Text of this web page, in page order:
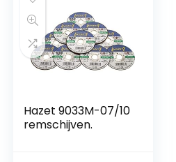
Hazet 9033M-07/10
remschijven.